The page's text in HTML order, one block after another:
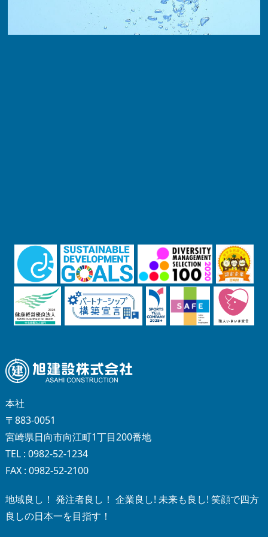
本社
〒883-0051
宮崎県日向市向江町1丁目200番地
TEL : 0982-52-1234
FAX : 0982-52-2100
地域良し！ 発注者良し！ 企業良し! 未来も良し! 笑顔で四方
良しの日本一を目指す！